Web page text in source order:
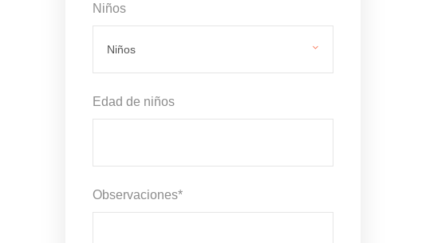
Niños
Edad de niños
Observaciones*